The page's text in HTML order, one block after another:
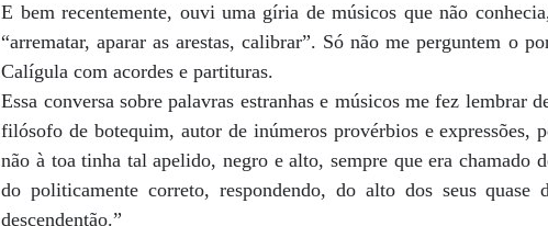
E bem recentemente, ouvi uma gíria de músicos que não
“arrematar, aparar as arestas, calibrar”. Só não me perguntem o
Calígula com acordes e partituras.
Essa conversa sobre palavras estranhas e músicos me fez lembrar
filósofo de botequim, autor de inúmeros provérbios e expressões,
não à toa tinha tal apelido, negro e alto, sempre que era chamado
do politicamente correto, respondendo, do alto dos seus
descendentão.”